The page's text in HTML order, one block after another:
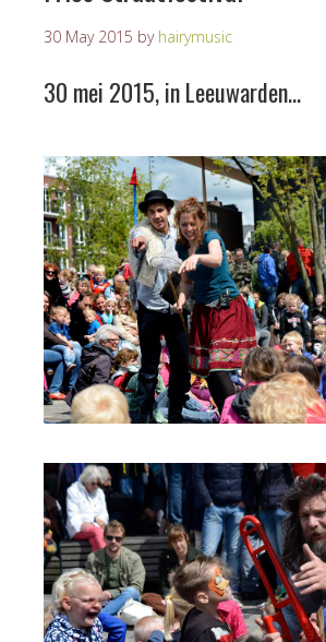
30 May 2015 by hairymusic
30 mei 2015, in Leeuwarden…